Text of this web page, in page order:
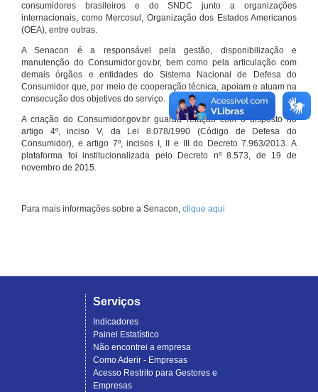
consumidores brasileiros e do SNDC junto a organizações
internacionais, como Mercosul, Organização dos Estados Americanos
(OEA), entre outras.
A Senacon é a responsável pela gestão, disponibilização e
manutenção do Consumidor.gov.br, bem como pela articulação com
demais órgãos e entidades do Sistema Nacional de Defesa do
Consumidor que, por meio de cooperação técnica, apoiam e atuam na
consecução dos objetivos do serviço.
A criação do Consumidor.gov.br guarda relação com o disposto no
artigo 4º, inciso V, da Lei 8.078/1990 (Código de Defesa do
Consumidor), e artigo 7º, incisos I, II e III do Decreto 7.963/2013. A
plataforma foi institucionalizada pelo Decreto nº 8.573, de 19 de
novembro de 2015.
Para mais informações sobre a Senacon, clique aqui
Serviços
Indicadores
Painel Estatístico
Não encontrei a empresa
Como Aderir - Empresas
Acesso Restrito para Gestores e
Empresas